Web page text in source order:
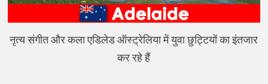
नृत्य संगीत और कला एडिलेड ऑस्ट्रेलिया में युवा छुट्टियों का इंतजार
कर रहे हैं